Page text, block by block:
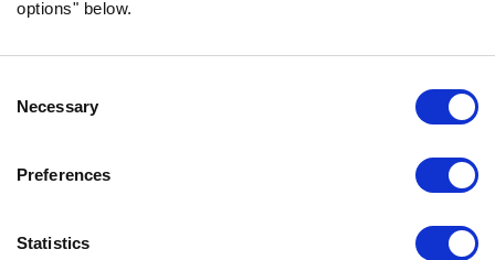
options" below.
Selection
Necessary
Preferences
Statistics
INFORMACE
ZÁRUKA CHUTI
NAŠE ZÁSADY OCHRANY OSOBNÍCH ÚDAJŮ